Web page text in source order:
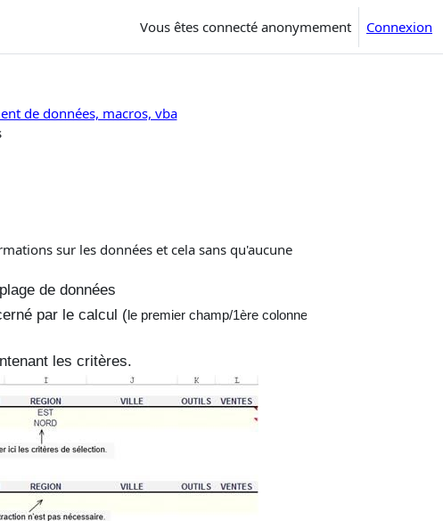
Vous êtes connecté anonymement Connexion
de données, macros, vba
sur les données et cela sans qu'aucune
de données
par le calcul ( le premier champ/1ère colonne
les critères.